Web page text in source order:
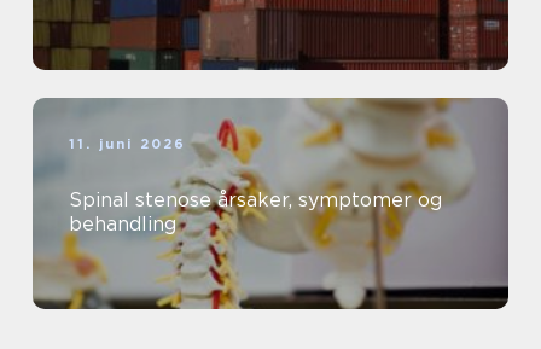
11. juni 2026
Spinal stenose årsaker, symptomer og
behandling